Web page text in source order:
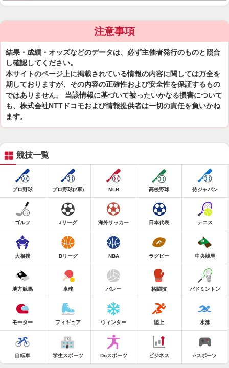
注意事項
結果・成績・オッズなどのデータは、必ず主催者発行のものと照合
し確認してください。
本サイトのページ上に掲載されている情報の内容に関しては万全を
期しておりますが、その内容の正確性および安全性を保証するもの
ではありません。 当該情報に基づいて被ったいかなる損害について
も、株式会社NTTドコモおよび情報提供者は一切の責任を負いかね
ます。
競技一覧
プロ野球 プロ野球(2軍) MLB 高校野球 侍ジャパン
ゴルフ Jリーグ 海外サッカー 日本代表 テニス
大相撲 Bリーグ NBA ラグビー 中央競馬
地方競馬 卓球 バレー 格闘技 バドミントン
モーター フィギュア ウィンター 陸上 水泳
自転車 学生スポーツ Doスポーツ ビジネス eスポーツ